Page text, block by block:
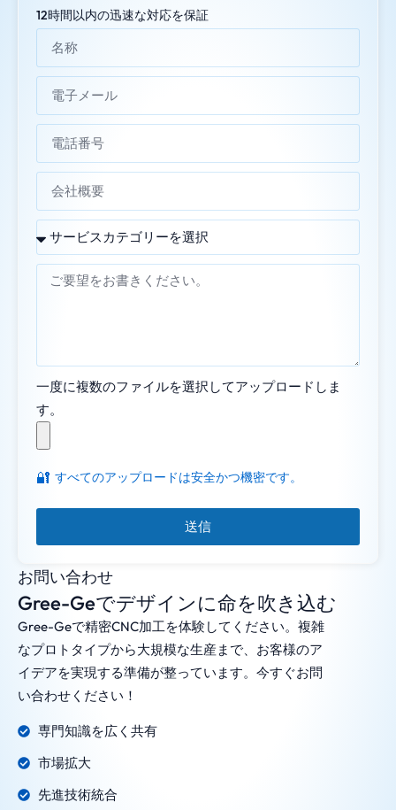
お問い合わせ
Gree-Geでデザインに命を吹き込む
Gree-Geで精密CNC加工を体験してください。複雑
なプロトタイプから大規模な生産まで、お客様のア
イデアを実現する準備が整っています。今すぐお問
い合わせください！
専門知識を広く共有
市場拡大
先進技術統合
12時間以内の迅速な対応を保証
一度に複数のファイルを選択してアップロードしま
す。
🔐 すべてのアップロードは安全かつ機密です。
送信